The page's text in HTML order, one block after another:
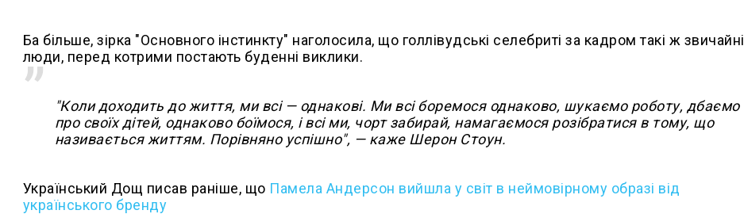
Ба більше, зірка "Основного інстинкту" наголосила, що голлівудські селебриті за кадром такі ж звичайні
люди, перед котрими постають буденні виклики.
"Коли доходить до життя, ми всі — однакові. Ми всі боремося однаково, шукаємо роботу, дбаємо
про своїх дітей, однаково боїмося, і всі ми, чорт забирай, намагаємося розібратися в тому, що
називається життям. Порівняно успішно", — каже Шерон Стоун.
Український Дощ писав раніше, що Памела Андерсон вийшла у світ в неймовірному образі від
українського бренду